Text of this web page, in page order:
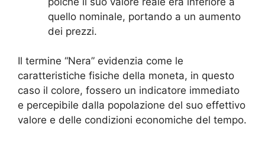
quello nominale, portando a un aumento
dei prezzi.
Il termine “Nera” evidenzia come le
caratteristiche fisiche della moneta, in questo
caso il colore, fossero un indicatore immediato
e percepibile dalla popolazione del suo effettivo
valore e delle condizioni economiche del tempo.